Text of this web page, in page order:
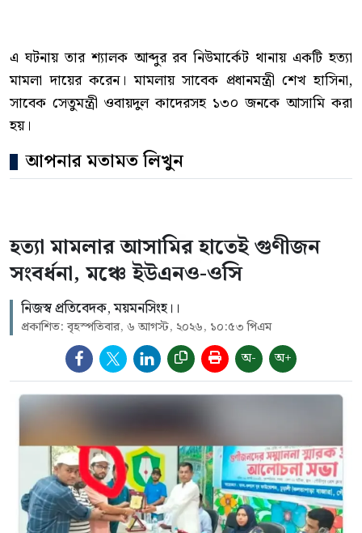
এ ঘটনায় তার শ্যালক আব্দুর রব নিউমার্কেট থানায় একটি হত্যা
মামলা দায়ের করেন। মামলায় সাবেক প্রধানমন্ত্রী শেখ হাসিনা,
সাবেক সেতুমন্ত্রী ওবায়দুল কাদেরসহ ১৩০ জনকে আসামি করা
হয়।
আপনার মতামত লিখুন
হত্যা মামলার আসামির হাতেই গুণীজন
সংবর্ধনা, মঞ্চে ইউএনও-ওসি
নিজস্ব প্রতিবেদক, ময়মনসিংহ।।
প্রকাশিত: বৃহস্পতিবার, ৬ আগস্ট, ২০২৬, ১০:৫৩ পিএম
অ- অ+